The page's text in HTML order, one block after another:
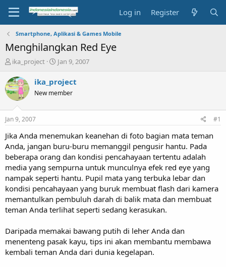
Log in Register
Smartphone, Aplikasi & Games Mobile
Menghilangkan Red Eye
T
r
e
a
t
a
t
e
r
ika_project
S
a
t
e
Jan 9, 2007
ika_project
New member
Jan 9, 2007 #1
Jika Anda menemukan keanehan di foto bagian mata teman
Anda, jangan buru-buru memanggil pengusir hantu. Pada
beberapa orang dan kondisi pencahayaan tertentu adalah
media yang sempurna untuk munculnya efek red eye yang
nampak seperti hantu. Pupil mata yang terbuka lebar dan
kondisi pencahayaan yang buruk membuat flash dari kamera
memantulkan pembuluh darah di balik mata dan membuat
teman Anda terlihat seperti sedang kerasukan.
Daripada memakai bawang putih di leher Anda dan
menenteng pasak kayu, tips ini akan membantu membawa
kembali teman Anda dari dunia kegelapan.